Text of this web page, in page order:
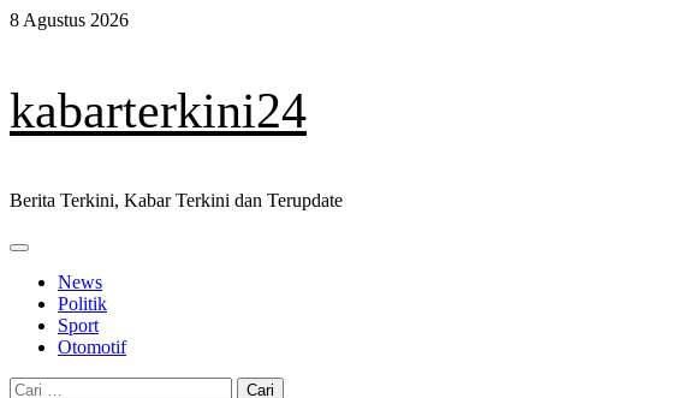
Skip
8 Agustus 2026
kabarterkini24
Berita Terkini, Kabar Terkini dan Terupdate
Primary
News
Politik
Sport
Otomotif
Cari